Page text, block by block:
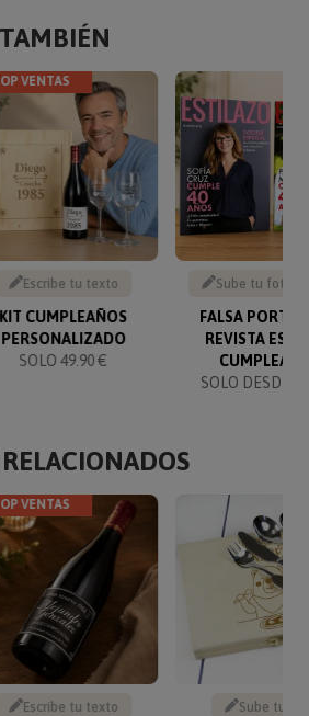
VENTAS
Escribe tu texto
KIT CUMPLEAÑOS
PERSONALIZADO
SOLO 49.90 €
Sube tu foto y
FALSA
REVISTA
SOLO DESDE
VENTAS
Escribe tu texto Sube tu